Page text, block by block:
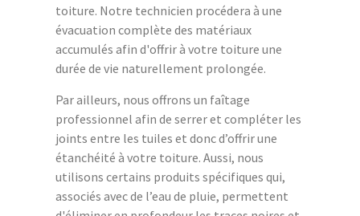
toiture. Notre technicien procédera à une
évacuation complète des matériaux
accumulés afin d'offrir à votre toiture une
durée de vie naturellement prolongée.
Par ailleurs, nous offrons un faîtage
professionnel afin de serrer et compléter les
joints entre les tuiles et donc d’offrir une
étanchéité à votre toiture. Aussi, nous
utilisons certains produits spécifiques qui,
associés avec de l’eau de pluie, permettent